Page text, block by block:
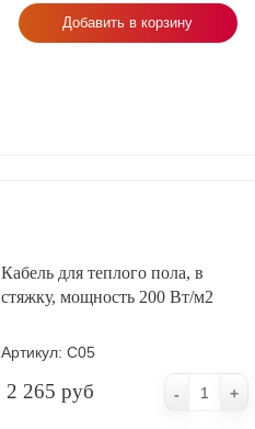
Добавить в корзину
Кабель для теплого пола, в
стяжку, мощность 200 Вт/м2
Артикул: С05
2 265 руб - +